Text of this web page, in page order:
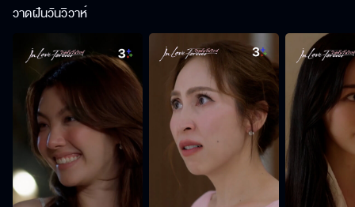
วาดฝันวันวิวาห์